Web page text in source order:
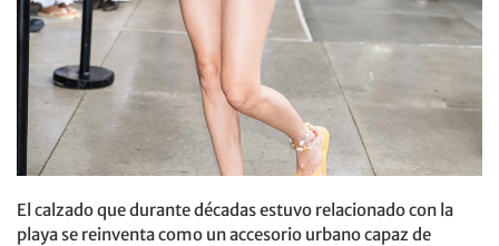
El calzado que durante décadas estuvo relacionado con la
playa se reinventa como un accesorio urbano capaz de